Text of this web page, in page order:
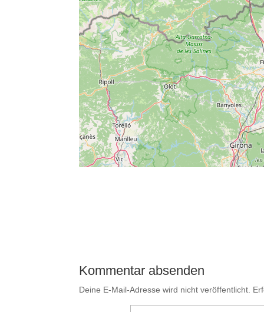
Kommentar absenden
Deine E-Mail-Adresse wird nicht veröffentlicht.